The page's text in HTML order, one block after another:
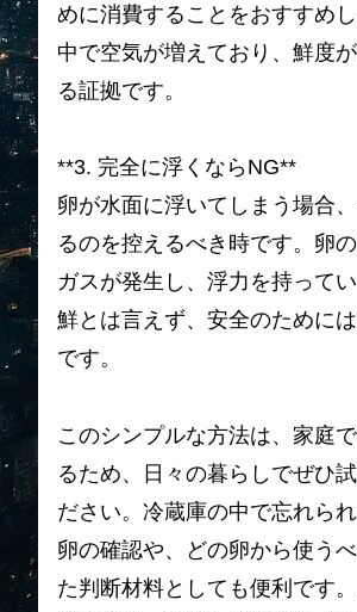
めに消費することをおすすめ
中で空気が増えており、鮮度
る証拠です。
**3. 完全に浮くならNG**
卵が水面に浮いてしまう場合
るのを控えるべき時です。卵
ガスが発生し、浮力を持って
鮮とは言えず、安全のために
です。
このシンプルな方法は、家庭
るため、日々の暮らしでぜひ
ださい。冷蔵庫の中で忘れら
卵の確認や、どの卵から使う
た判断材料としても便利です